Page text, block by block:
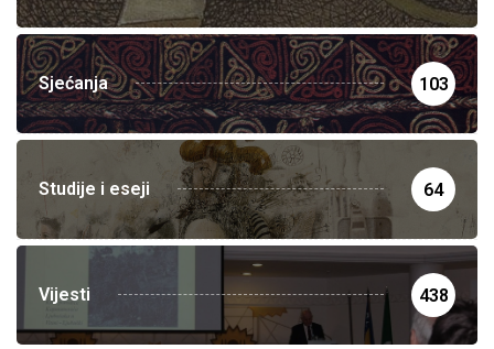
Sjećanja 103
Studije i eseji 64
Vijesti 438